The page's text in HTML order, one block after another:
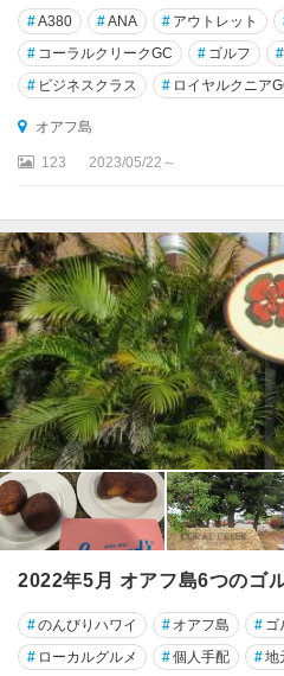
イ
ピ
オ
渓
谷
辺
ワ
イ
メ
ア
渓
谷
州
立
公
園
周
辺
ワ
ル
ア
川
州
#A380 #ANA # アウトレット
# コーラルクリークGC # ゴルフ #
# ビジネスクラス # ロイヤルクニア
オアフ島
123 2023/05/22～
2022年5月 オアフ島6つのゴ
#のんびりハワイ # オアフ島 # ゴ
# ローカルグルメ #個人手配 #地